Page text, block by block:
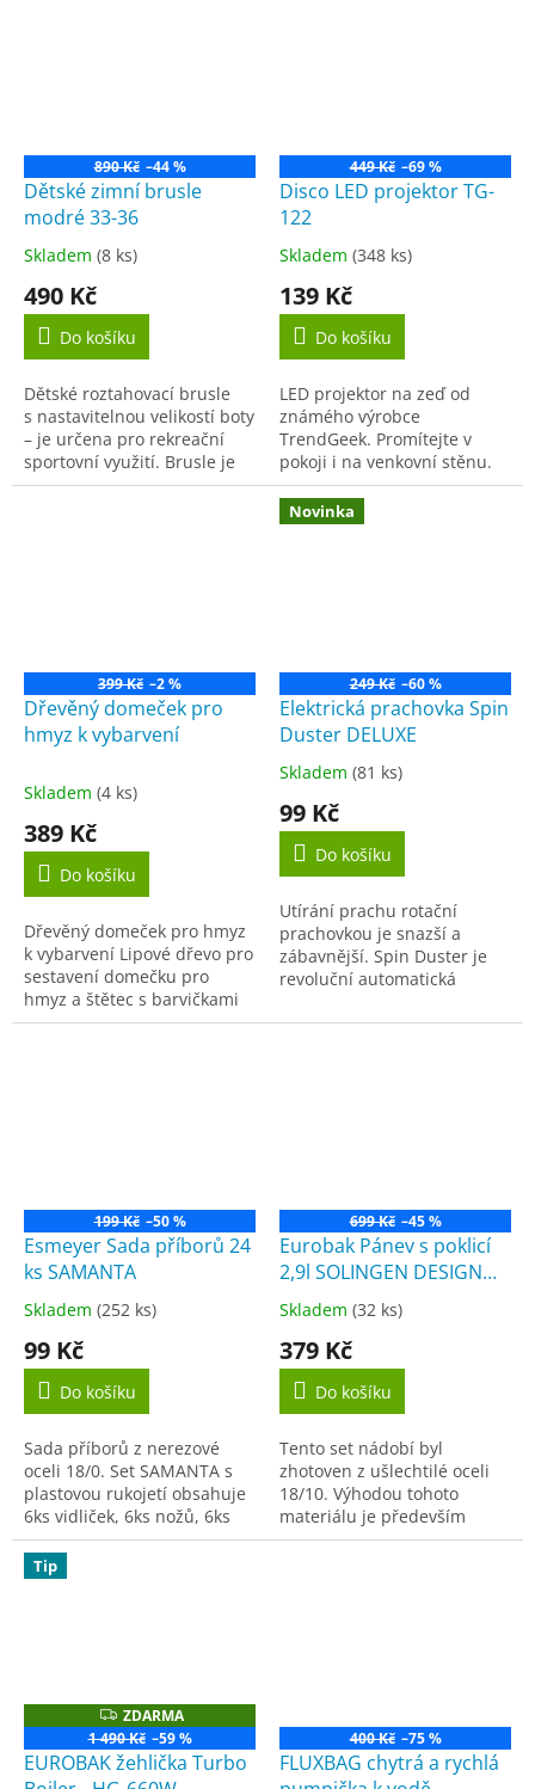
890 Kč –44 %
Dětské zimní brusle
modré 33-36
Průměrné
produktu
3,3
5
hvězdiček.
Skladem (8 ks)
490 Kč
Do košíku
Dětské roztahovací brusle
s nastavitelnou velikostí boty
– je určena pro rekreační
sportovní využití. Brusle je
vhodná pro začínající.
449 Kč –69 %
Disco LED projektor TG-
122
Průměrné
produktu
3,9
5
hvězdiček.
Skladem (348 ks)
139 Kč
Do košíku
LED projektor na zeď od
známého výrobce
TrendGeek. Promítejte v
pokoji i na venkovní stěnu.
Tento fantastický projektor
přinese do každého pokoje
disco náladu....
399 Kč –2 %
Dřevěný domeček pro
hmyz k vybarvení
Skladem (4 ks)
389 Kč
Do košíku
Dřevěný domeček pro hmyz
k vybarvení Lipové dřevo pro
sestavení domečku pro
hmyz a štětec s barvičkami
pro vymalovaní.
Novinka
249 Kč –60 %
Elektrická prachovka Spin
Duster DELUXE
Průměrné
produktu
3,4
5
hvězdiček.
Skladem (81 ks)
99 Kč
Do košíku
Utírání prachu rotační
prachovkou je snazší a
zábavnější. Spin Duster je
revoluční automatická
neuvěřitelně usnadní a
199 Kč –50 %
Esmeyer Sada příborů 24
ks SAMANTA
Průměrné
produktu
3,8
5
hvězdiček.
Skladem (252 ks)
99 Kč
Do košíku
Sada příborů z nerezové
oceli 18/0. Set SAMANTA s
plastovou rukojetí obsahuje
6ks vidliček, 6ks nožů, 6ks
polévkových lžic a 6ks
čajových lžiček. Ideální pro...
699 Kč –45 %
Eurobak Pánev s poklicí
2,9l SOLINGEN DESIGN
24x6,5cm
Průměrné
produktu
4,2
5
hvězdiček.
Skladem (32 ks)
379 Kč
Do košíku
Tento set nádobí byl
zhotoven z ušlechtilé oceli
18/10. Výhodou tohoto
materiálu je především
kvalita zpracování a
Tip
Z
D
A
R
M
ZDARMA
1 490 Kč –59 %
EUROBAK žehlička Turbo
400 Kč –75 %
FLUXBAG chytrá a rychlá